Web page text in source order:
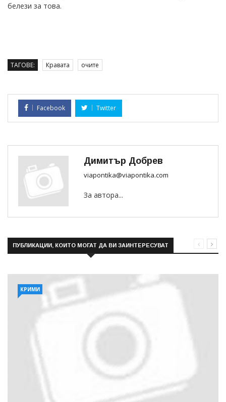
белези за това.
ТАГОВЕ: Кравата очите
Facebook Twitter
Димитър Добрев
viapontika@viapontika.com
За автора...
ПУБЛИКАЦИИ, КОИТО МОГАТ ДА ВИ ЗАИНТЕРЕСУВАТ
КРИМИ